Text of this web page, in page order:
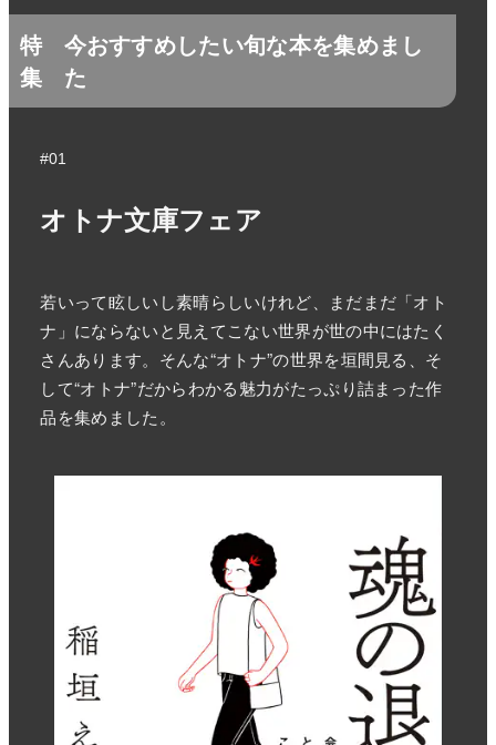
特
集
今おすすめしたい旬な本を集めまし
た
#01
オトナ文庫フェア
若いって眩しいし素晴らしいけれど、まだまだ「オト
ナ」にならないと見えてこない世界が世の中にはたく
さんあります。そんな“オトナ”の世界を垣間見る、そ
して“オトナ”だからわかる魅力がたっぷり詰まった作
品を集めました。